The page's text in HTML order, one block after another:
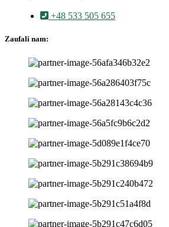
+48 533 505 655
Zaufali nam: